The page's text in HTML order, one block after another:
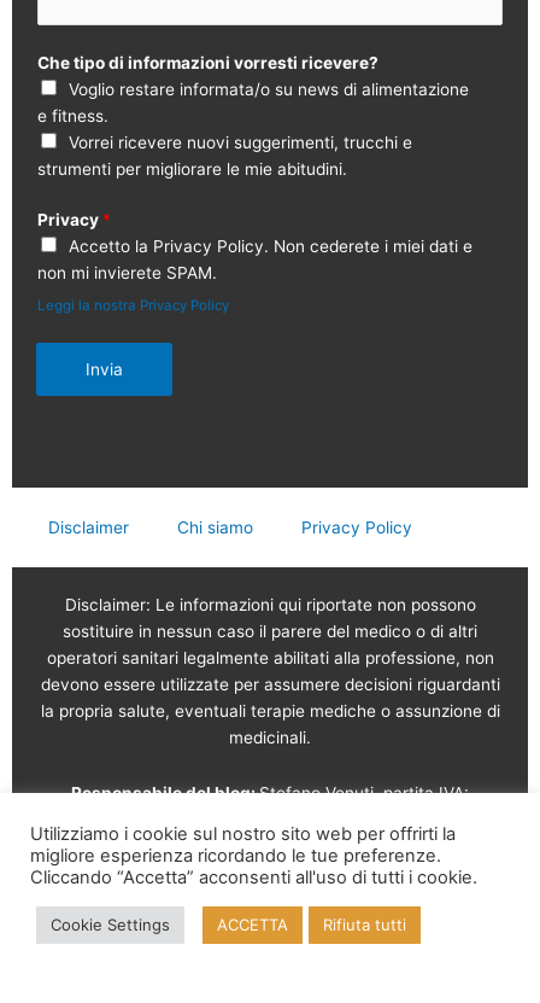
Che tipo di informazioni vorresti ricevere?
Voglio restare informata/o su news di alimentazione
e fitness.
Vorrei ricevere nuovi suggerimenti, trucchi e
strumenti per migliorare le mie abitudini.
Privacy *
Accetto la Privacy Policy. Non cederete i miei dati e
non mi invierete SPAM.
Leggi la nostra Privacy Policy
Invia
Disclaimer Chi siamo Privacy Policy
Disclaimer: Le informazioni qui riportate non possono
sostituire in nessun caso il parere del medico o di altri
operatori sanitari legalmente abilitati alla professione, non
devono essere utilizzate per assumere decisioni riguardanti
la propria salute, eventuali terapie mediche o assunzione di
medicinali.
Responsabile del blog:Stefano Venuti, partita IVA:
Vendita online a cura di: Garam s.r.l.Via Serviliano
Lattuada, 16 – 20135 Milano – Tel. 02 56568491 – Part. IVA
09995210961 – REA MI-2126817
Utilizziamo i cookie sul nostro sito web per offrirti la
migliore esperienza ricordando le tue preferenze.
Cliccando “Accetta” acconsenti all'uso di tutti i cookie.
Cookie Settings ACCETTA Rifiuta tutti